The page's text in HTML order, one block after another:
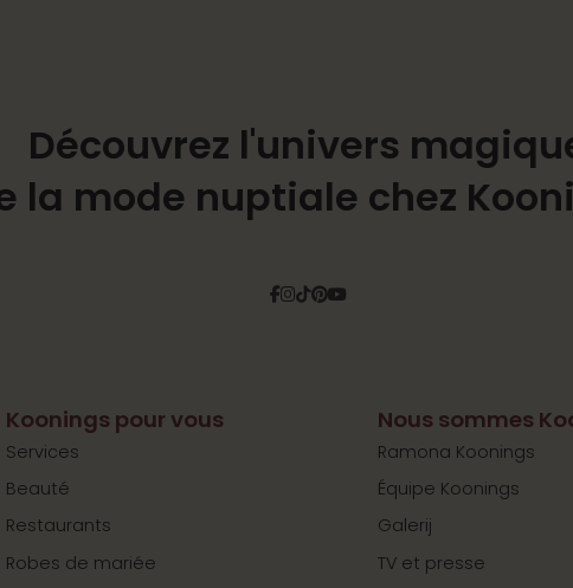
Découvrez l'univers
la mode nuptiale chez
Facebook
Instagram
Tiktok
Pinterest
YouTube
Koonings pour vous
Services
Beauté
Restaurants
Robes de mariée
Nous sommes
Ramona Koonings
Équipe Koonings
Galerij
TV et presse